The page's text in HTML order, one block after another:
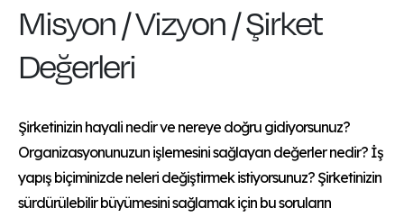
Misyon / Vizyon / Şirket
Değerleri
Şirketinizin hayali nedir ve nereye doğru gidiyorsunuz?
Organizasyonunuzun işlemesini sağlayan değerler nedir? İş
yapış biçiminizde neleri değiştirmek istiyorsunuz? Şirketinizin
sürdürülebilir büyümesini sağlamak için bu soruların